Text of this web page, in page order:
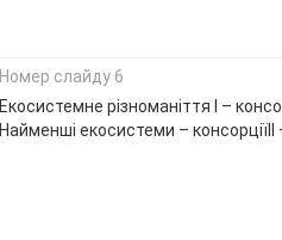
Номер слайду 6
Екосистемне різноманіття І –
Найменші екосистеми –